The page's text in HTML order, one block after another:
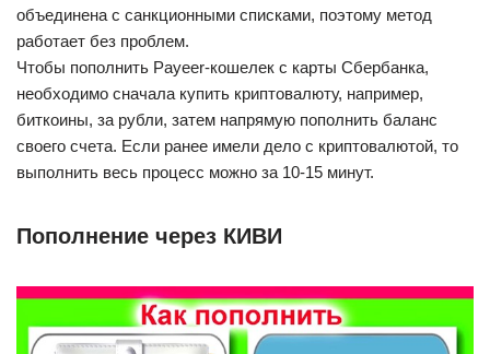
объединена с санкционными списками, поэтому метод
работает без проблем.
Чтобы пополнить Payeer-кошелек с карты Сбербанка,
необходимо сначала купить криптовалюту, например,
биткоины, за рубли, затем напрямую пополнить баланс
своего счета. Если ранее имели дело с криптовалютой, то
выполнить весь процесс можно за 10-15 минут.
Пополнение через КИВИ